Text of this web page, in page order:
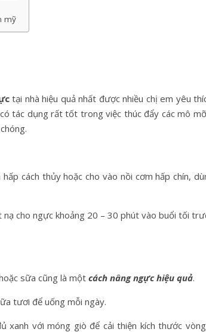
mỹ
tại nhà hiệu quả nhất được nhiều chị em yêu
tác dụng rất tốt trong việc thúc đẩy các mô
cách thủy hoặc cho vào nồi cơm hấp chín,
cho ngực khoảng 20 – 30 phút vào buổi tối
sữa cũng là một cách nâng ngực hiệu quả.
tươi để uống mỗi ngày.
xanh với móng giò để cải thiện kích thước